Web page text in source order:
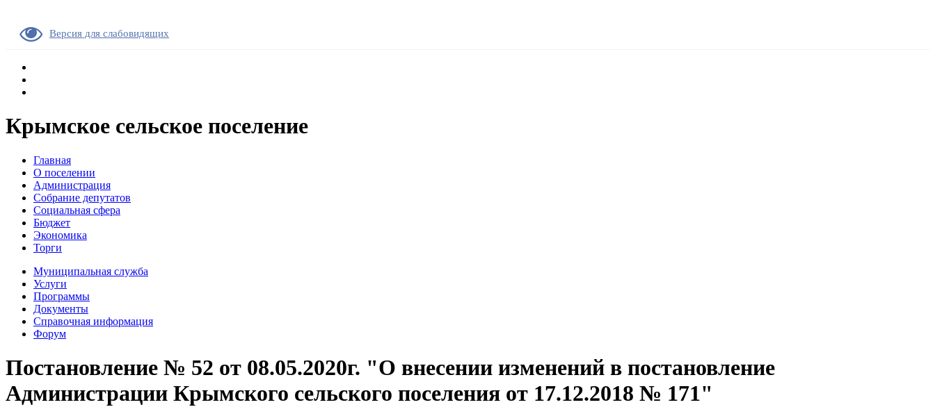
Версия для слабовидящих
Крымское сельское поселение
Главная
О поселении
Администрация
Собрание депутатов
Социальная сфера
Бюджет
Экономика
Торги
Муниципальная служба
Услуги
Программы
Документы
Справочная информация
Форум
Постановление № 52 от 08.05.2020г. "О внесении изменений в постановление
Администрации Крымского сельского поселения от 17.12.2018 № 171"